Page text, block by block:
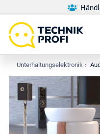
Unterhaltungselektronik ›